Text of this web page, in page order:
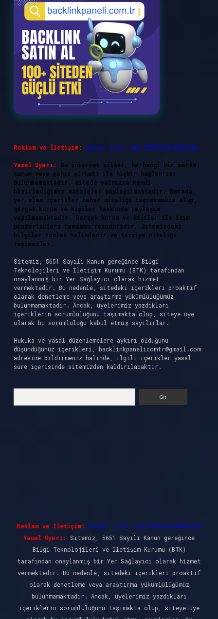
Reklam ve İletişim: Skype: live:.cid.575569c608265c69
Yasal Uyarı:
Bu internet sitesi, herhangi bir marka,
kurum veya şahıs şirketi ile hiçbir bağlantısı
bulunmamaktadır. Sitede yalnızca kendi
hazırladığımız makaleler paylaşılmaktadır. Burada
yer alan içerikler haber niteliği taşımamakta olup,
gerçek kurum ve kişiler hakkında paylaşım
yapılmamaktadır. Gerçek kurum ve kişiler ile isim
benzerlikleri tamamen tesadüfidir. Sitemizdeki
bilgiler taslak halindedir ve tavsiye niteliği
taşımazlar.
Sitemiz, 5651 Sayılı Kanun gereğince Bilgi
Teknolojileri ve İletişim Kurumu (BTK) tarafından
onaylanmış bir Yer Sağlayıcı olarak hizmet
vermektedir. Bu nedenle, sitedeki içerikleri proaktif
olarak denetleme veya araştırma yükümlülüğümüz
bulunmamaktadır. Ancak, üyelerimiz yazdıkları
içeriklerin sorumluluğunu taşımakta olup, siteye üye
olarak bu sorumluluğu kabul etmiş sayılırlar.
Hukuka ve yasal düzenlemelere aykırı olduğunu
düşündüğünüz içerikleri, backlinkpanelicomtr@gmail.com
adresine bildirmeniz halinde, ilgili içerikler yasal
süre içerisinde sitemizden kaldırılacaktır.
Reklam ve İletişim:
Skype: live:.cid.575569c608265c69
Yasal Uyarı:
Sitemiz, 5651 Sayılı Kanun gereğince
Bilgi Teknolojileri ve İletişim Kurumu (BTK)
tarafından onaylanmış bir Yer Sağlayıcı olarak hizmet
vermektedir. Bu nedenle, sitedeki içerikleri proaktif
olarak denetleme veya araştırma yükümlülüğümüz
bulunmamaktadır. Ancak, üyelerimiz yazdıkları
içeriklerin sorumluluğunu taşımakta olup, siteye üye